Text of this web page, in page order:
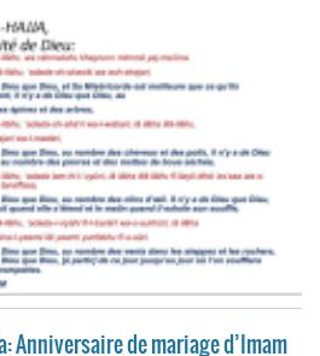
Anniversaire de mariage d’Imam